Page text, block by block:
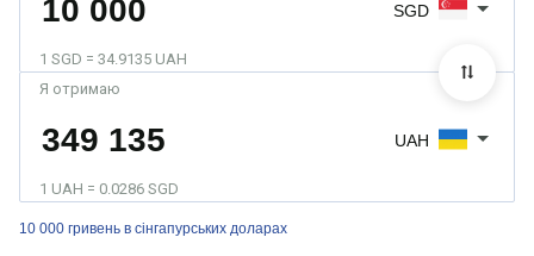
10 000 гривень в сінгапурських доларах
1 SGD = 34.9135 UAH
SGD
Я отримаю
1 UAH = 0.0286 SGD
UAH